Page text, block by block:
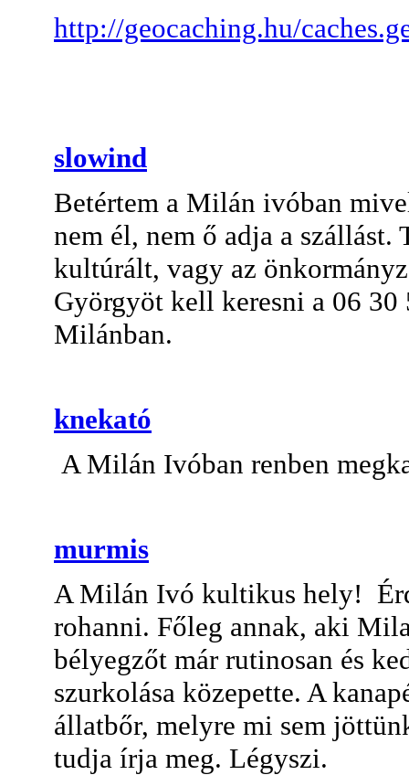
http://geocaching.hu/
slowind
Betértem a Milán ivóban
nem él, nem ő adja a szállást.
kultúrált, vagy az
Györgyöt kell keresni a 06 30
Milánban.
knekató
A Milán Ivóban renben
murmis
A Milán Ivó kultikus hely!
rohanni. Főleg annak, aki
bélyegzőt már rutinosan és
szurkolása közepette. A
állatbőr, melyre mi sem
tudja írja meg. Légyszi.